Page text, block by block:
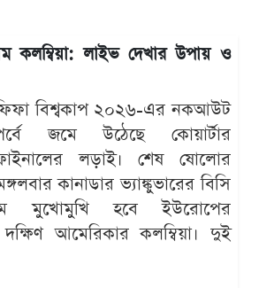
কলম্বিয়া: লাইভ দেখার উপায় ও
বিশ্বকাপ ২০২৬-এর নকআউট
জমে উঠেছে কোয়ার্টার
লড়াই। শেষ ষোলোর
কানাডার ভ্যাঙ্কুভারের বিসি
মুখোমুখি হবে ইউরোপের
আমেরিকার কলম্বিয়া। দুই